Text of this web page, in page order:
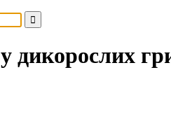
дикорослих